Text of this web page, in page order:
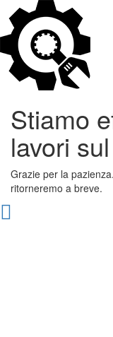
Stiamo
lavori
Grazie per la
ritorneremo a breve.